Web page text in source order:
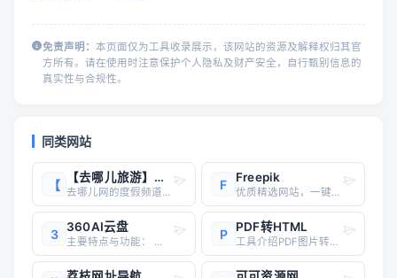
免责声明： 本页面仅为工具收录展示，该网站的资源及解释权归其官
方所有。请在使用时注意保护个人隐私及财产安全，自行甄别信息的
真实性与合规性。
同类网站
【 【去哪儿旅游】度假搜索
去哪儿网的度假频道提供了丰富的旅游线路、度假套餐、自助游、自由行、周边游等服务。您可以通过以下步骤在去哪儿旅行上查找度假套餐和旅游活动： 确定目标目的地：首先确定您的度假目的地，并查阅相关旅游攻略、目的地介绍等信息，了解该地的气候、美食、文化等特色。 搜索框输入目的地名称：在
F Freepik
优质精选网站，一键直达
3 360AI云盘
主要特点与功能： 超大存储空间：超级会员可享受6TB的专属存储空间，支持任意文件的存储需求。 AI功能集成：包括AI搜索、文档分析、知识问答、OCR识别、语音转文本等，提升办公效率和学习能力。 多端同步与备份：支持手机、电脑、平板等设备间的无缝同步，文件自动备份，确保数据安全。
P PDF转HTML
工具介绍PDF图片转HTML是一款功能强大的在线转换工具，这款工具不仅能够处理文本和向量图形，还能够将PDF中的图片准确地转换成网页元素。转换后的HTML网页保持了PDF原始页面的布局和格式，确保了在不同的浏览器和设备上都能够以原样呈现，从而提供了更广泛的内容访问和分享可能性。1、点